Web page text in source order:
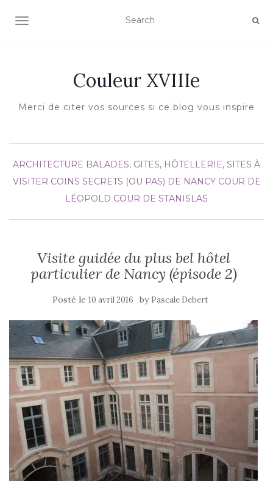
AFFICHER/MASQUER LA NAVIGATION
Couleur XVIIIe
Merci de citer vos sources si ce blog vous inspire
ARCHITECTURE BALADES, GITES, HÔTELLERIE, SITES À
VISITER COINS SECRETS (OU PAS) DE NANCY COUR DE
LÉOPOLD COUR DE STANISLAS
Visite guidée du plus bel hôtel
particulier de Nancy (épisode 2)
Posté le 10 avril 2016 by Pascale Debert